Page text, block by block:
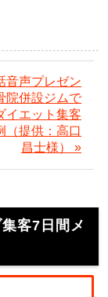
音声プレゼン
院併設ジムで
イエット集客
（提供：高口
昌士様） »
客7日間メ